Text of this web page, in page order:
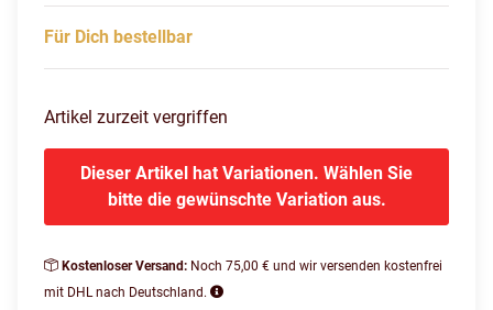
Für Dich bestellbar
Artikel zurzeit vergriffen
Dieser Artikel hat Variationen. Wählen Sie
bitte die gewünschte Variation aus.
Kostenloser Versand: Noch 75,00 € und wir versenden kostenfrei
mit DHL nach Deutschland.